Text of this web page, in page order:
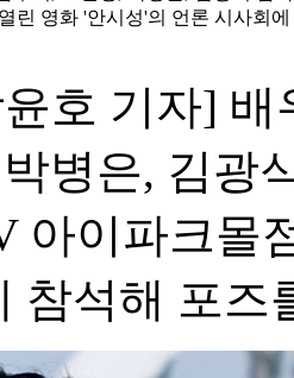
린 영화 '안시성'의 언론 시사회
호 기자]
병은, 김광
아이파크몰
참석해 포즈